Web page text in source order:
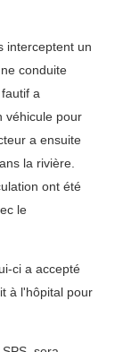
interceptent un
conduite
a
véhicule pour
a ensuite
la rivière.
ont été
le
ci a accepté
à l'hôpital pour